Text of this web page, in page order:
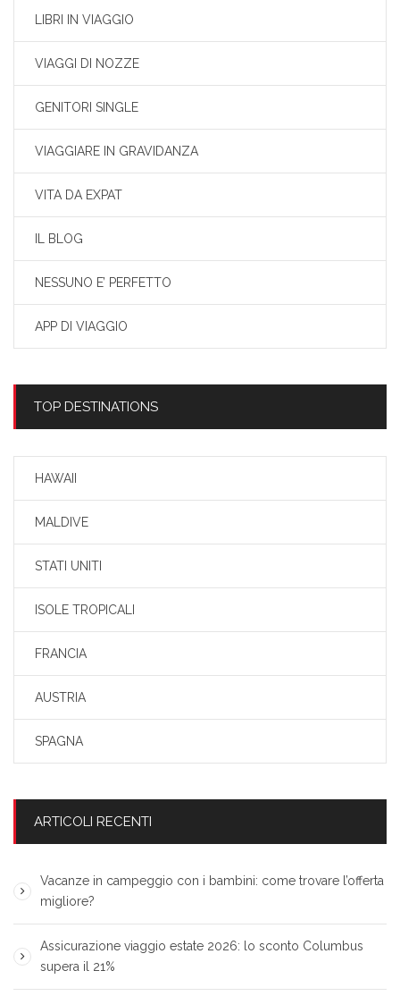
LIBRI IN VIAGGIO
VIAGGI DI NOZZE
GENITORI SINGLE
VIAGGIARE IN GRAVIDANZA
VITA DA EXPAT
IL BLOG
NESSUNO E’ PERFETTO
APP DI VIAGGIO
TOP DESTINATIONS
HAWAII
MALDIVE
STATI UNITI
ISOLE TROPICALI
FRANCIA
AUSTRIA
SPAGNA
ARTICOLI RECENTI
Vacanze in campeggio con i bambini: come trovare l’offerta
migliore?
Assicurazione viaggio estate 2026: lo sconto Columbus
supera il 21%